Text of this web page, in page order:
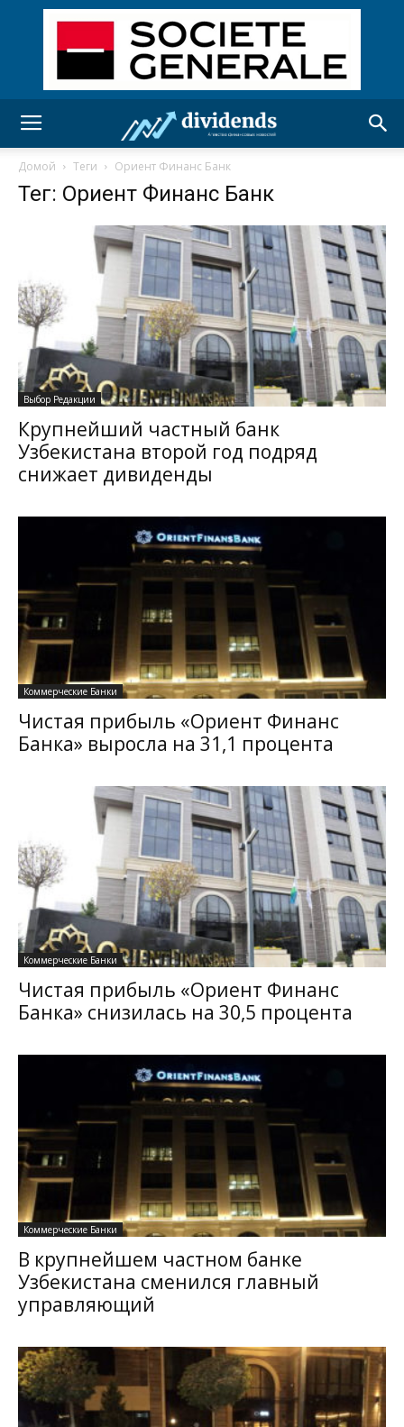
Домой Теги Ориент Финанс Банк
Тег: Ориент Финанс Банк
Выбор Редакции
Крупнейший частный банк
Узбекистана второй год подряд
снижает дивиденды
Коммерческие Банки
Чистая прибыль «Ориент Финанс
Банка» выросла на 31,1 процента
Коммерческие Банки
Чистая прибыль «Ориент Финанс
Банка» снизилась на 30,5 процента
Коммерческие Банки
В крупнейшем частном банке
Узбекистана сменился главный
управляющий